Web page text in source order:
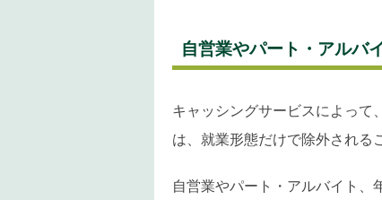
自営業やパート・アルバ
キャッシングサービスによって
は、就業形態だけで除外される
自営業やパート・アルバイト、